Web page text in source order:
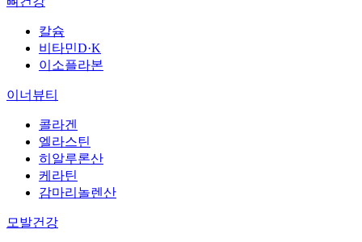
칼슘
비타민D·K
이소플라본
이너뷰티
콜라겐
엘라스틴
히알루론산
케라틴
감마리놀렌산
모발건강